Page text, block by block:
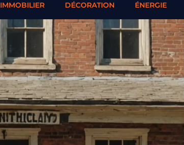
IMMOBILIER DÉCORATION ÉNERGIE